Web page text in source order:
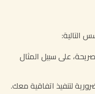
التالية:
على سبيل المثال
لتنفيذ اتفاقية معك.